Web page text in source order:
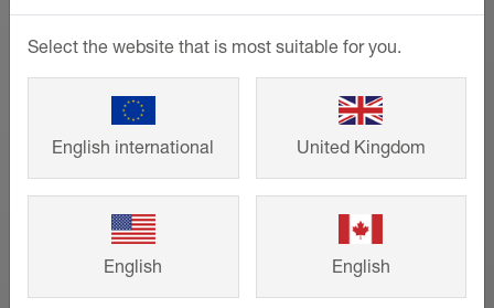
Referencje
Od domów jednorodzinnych do
wielkogabarytowych obiektów:
Select the website that is most suitable for you.
English international United Kingdom
English English